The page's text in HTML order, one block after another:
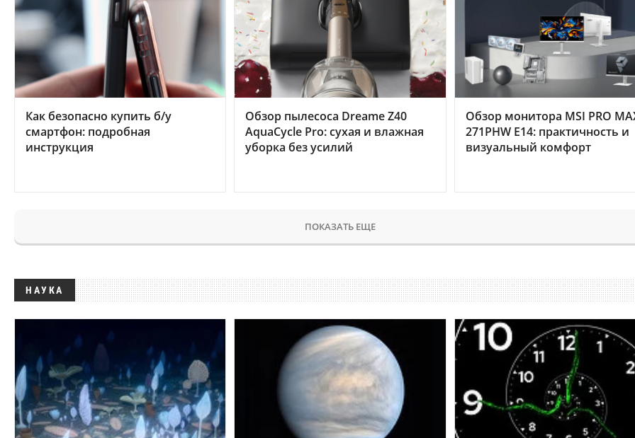
Как безопасно купить б/у
смартфон: подробная
инструкция
Обзор пылесоса Dreame Z40
AquaCycle Pro: сухая и влажная
уборка без усилий
Обзор монитора MSI PRO
271PHW E14: практичность и
визуальный комфорт
ПОКАЗАТЬ ЕЩЕ
НАУКА